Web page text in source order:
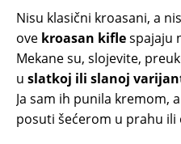
Nisu klasični kroasani, a
ove kroasan kiflespajaju
Mekane su, slojevite,
u slatkoj ili slanoj
Ja sam ih punila kremom,
posuti šećerom u prahu ili